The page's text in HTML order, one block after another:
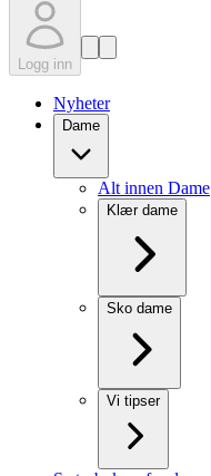
Logg inn
Nyheter
Dame
Alt innen Dame
Klær dame
Sko dame
Vi tipser